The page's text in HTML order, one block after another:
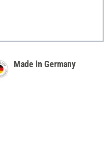
Made in Germany